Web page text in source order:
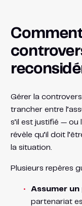
Gérer la
trancher entre
s’il est justifié —
révèle qu’il doit
la situation.
Plusieurs repères
Assumer
partenariat